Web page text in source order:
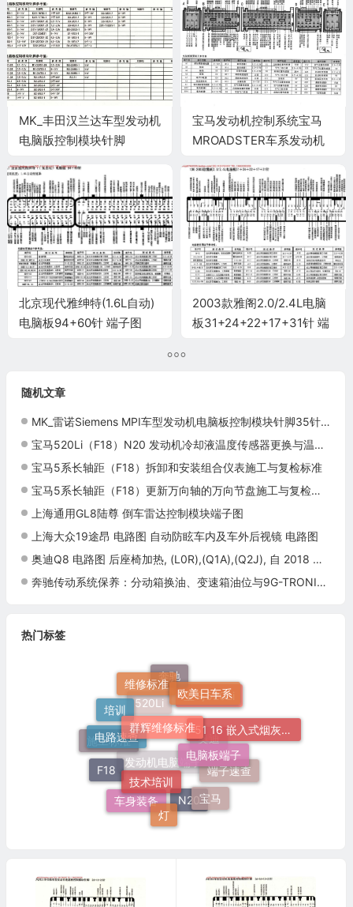
MK_丰田汉兰达车型发动机
电脑版控制模块针脚
子图
宝马发动机控制系统宝马
MROADSTER车系发动机
9+24+52+40+9针端子
北京现代雅绅特(1.6L自动)
电脑板94+60针 端子图
2003款雅阁2.0/2.4L电脑
板31+24+22+17+31针 端
随机文章
MK_雷诺Siemens MPI车型发动机电脑板控制模块针脚35针 端子图
宝马520Li（F18）N20 发动机冷却液温度传感器更换与温度数据复检标准
宝马5系长轴距（F18）拆卸和安装组合仪表施工与复检标准
宝马5系长轴距（F18）更新万向轴的万向节盘施工与复检标准
上海通用GL8陆尊 倒车雷达控制模块端子图
上海大众19途昂 电路图 自动防眩车内及车外后视镜 电路图
奥迪Q8 电路图 后座椅加热, (L0R),(Q1A),(Q2J), 自 2018 年 7 月起 电路图
奔驰传动系统保养：分动箱换油、变速箱油位与9G-TRONIC调试
热门标签
520Li
奔驰
宝马520Li
奥迪
发动机电脑端子
施工标准
培训
维修标准
欧美日车系
51 16 嵌入式烟灰缸托架
端子速查
N20
车身装备
F18
电路速查
群辉维修标准
电脑板端子
宝马
灯
技术培训